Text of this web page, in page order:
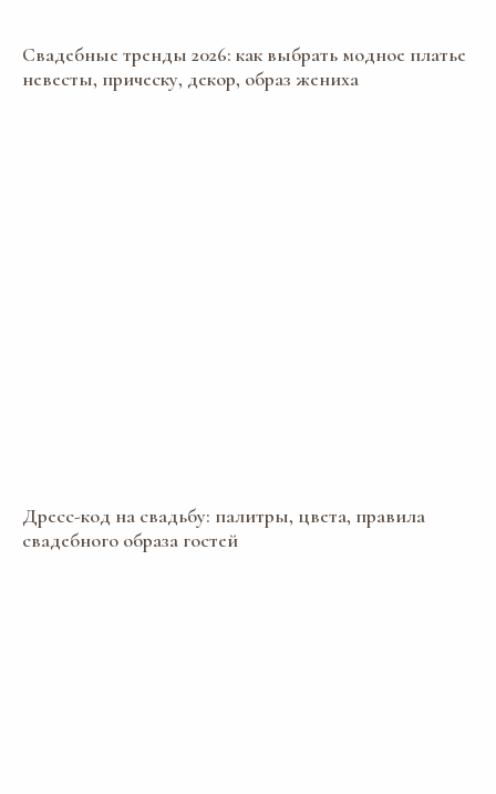
Свадебные тренды 2026: как выбрать модное платье
невесты, прическу, декор, образ жениха
Дресс-код на свадьбу: палитры, цвета, правила
свадебного образа гостей